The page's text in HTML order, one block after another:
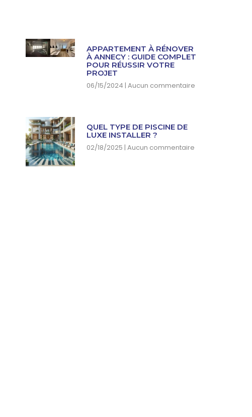
APPARTEMENT À RÉNOVER
À ANNECY : GUIDE COMPLET
POUR RÉUSSIR VOTRE
PROJET
06/15/2024 Aucun commentaire
QUEL TYPE DE PISCINE DE
LUXE INSTALLER ?
02/18/2025 Aucun commentaire